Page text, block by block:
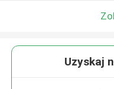
Uzyskaj